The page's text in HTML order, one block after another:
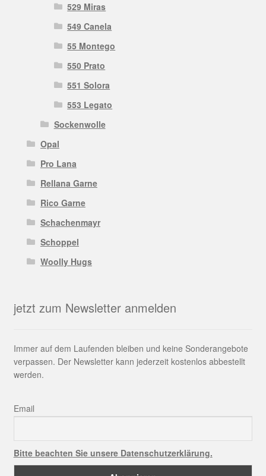
529 Miras
549 Canela
55 Montego
550 Prato
551 Solora
553 Legato
Sockenwolle
Opal
Pro Lana
Rellana Garne
Rico Garne
Schachenmayr
Schoppel
Woolly Hugs
jetzt zum Newsletter anmelden
Immer auf dem Laufenden bleiben und keine Sonderangebote
verpassen. Der Newsletter kann jederzeit kostenlos abbestellt
werden.
Email
Bitte beachten Sie unsere Datenschutzerklärung.